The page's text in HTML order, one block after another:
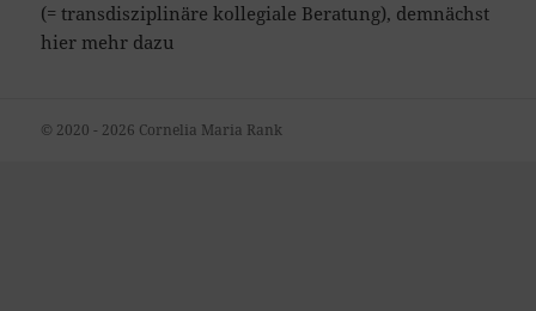
(= transdisziplinäre kollegiale Beratung), demnächst
hier mehr dazu
© 2020 - 2026 Cornelia Maria Rank